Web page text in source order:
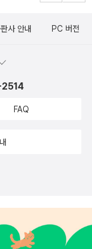
사 안내 PC 버전
FAQ